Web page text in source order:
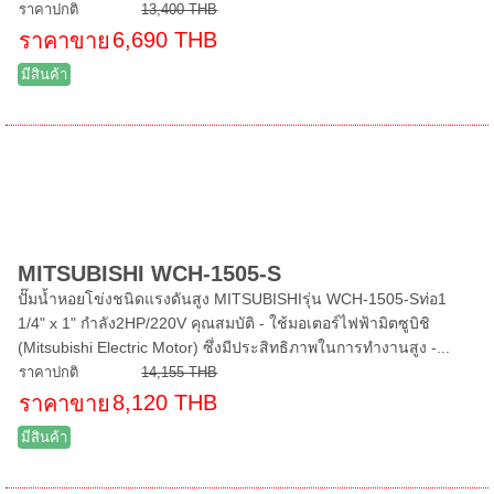
ราคาปกติ 13,400 THB
ราคาขาย 6,690 THB
มีสินค้า
MITSUBISHI WCH-1505-S
ปั๊มน้ำหอยโข่งชนิดแรงดันสูง MITSUBISHIรุ่น WCH-1505-Sท่อ1
1/4" x 1" กำลัง2HP/220V คุณสมบัติ - ใช้มอเตอร์ไฟฟ้ามิตซูบิชิ
(Mitsubishi Electric Motor) ซึ่งมีประสิทธิภาพในการทำงานสูง -...
ราคาปกติ 14,155 THB
ราคาขาย 8,120 THB
มีสินค้า